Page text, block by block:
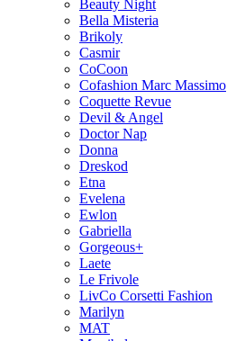
Beauty Night
Bella Misteria
Brikoly
Casmir
CoCoon
Cofashion Marc Massimo
Coquette Revue
Devil & Angel
Doctor Nap
Donna
Dreskod
Etna
Evelena
Ewlon
Gabriella
Gorgeous+
Laete
Le Frivole
LivCo Corsetti Fashion
Marilyn
MAT